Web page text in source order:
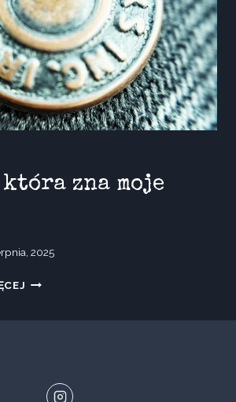
OTWIERA
zna moje
2025
KOSZULA,